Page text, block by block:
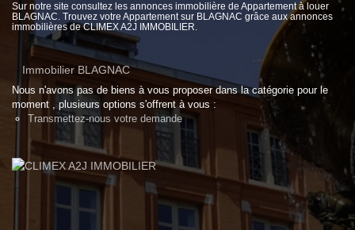
Sur notre site consultez les annonces immobilière de Appartement à louer
BLAGNAC. Trouvez votre Appartement sur BLAGNAC grâce aux annonces
immobilières de CLIMEX A2J IMMOBILIER.
Immobilier BLAGNAC
Nous n'avons pas de biens à vous proposer dans la catégorie pour le
moment , plusieurs options s'offrent à vous :
Transmettez-nous votre demande